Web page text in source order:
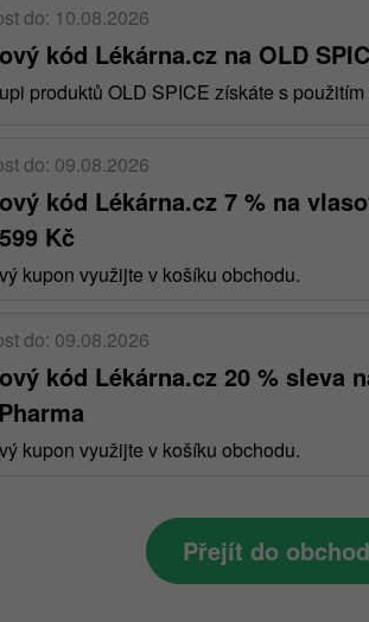
do: 10.08.2026
kód Lékárna.cz na OLD
produktů OLD SPICE získáte s
do: 09.08.2026
kód Lékárna.cz 7 % na
Kč
kupon využijte v košíku obchodu.
do: 09.08.2026
kód Lékárna.cz 20 % sleva
kupon využijte v košíku obchodu.
Přejít do